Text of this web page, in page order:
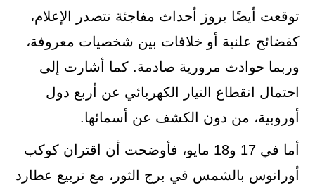
توقعت أيضًا بروز أحداث مفاجئة تتصدر الإعلام،
كفضائح علنية أو خلافات بين شخصيات معروفة،
وربما حوادث مرورية صادمة. كما أشارت إلى
احتمال انقطاع التيار الكهربائي عن أربع دول
أوروبية، من دون الكشف عن أسمائها.
أما في 17 و18 مايو، فأوضحت أن اقتران كوكب
أورانوس بالشمس في برج الثور، مع تربيع عطارد